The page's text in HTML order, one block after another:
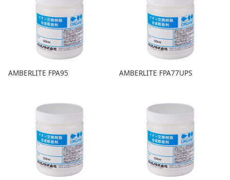
AMBERLITE FPA95 AMBERLITE FPA77UPS